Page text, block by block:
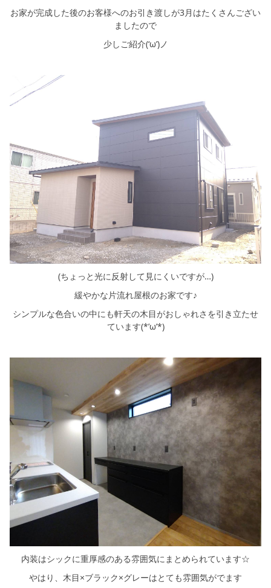
お家が完成した後のお客様へのお引き渡しが3月はたくさんござい
ましたので
少しご紹介(‘ω’)ノ
(ちょっと光に反射して見にくいですが…)
緩やかな片流れ屋根のお家です♪
シンプルな色合いの中にも軒天の木目がおしゃれさを引き立たせ
ています(*’ω’*)
内装はシックに重厚感のある雰囲気にまとめられています☆
やはり、木目×ブラック×グレーはとても雰囲気がでます